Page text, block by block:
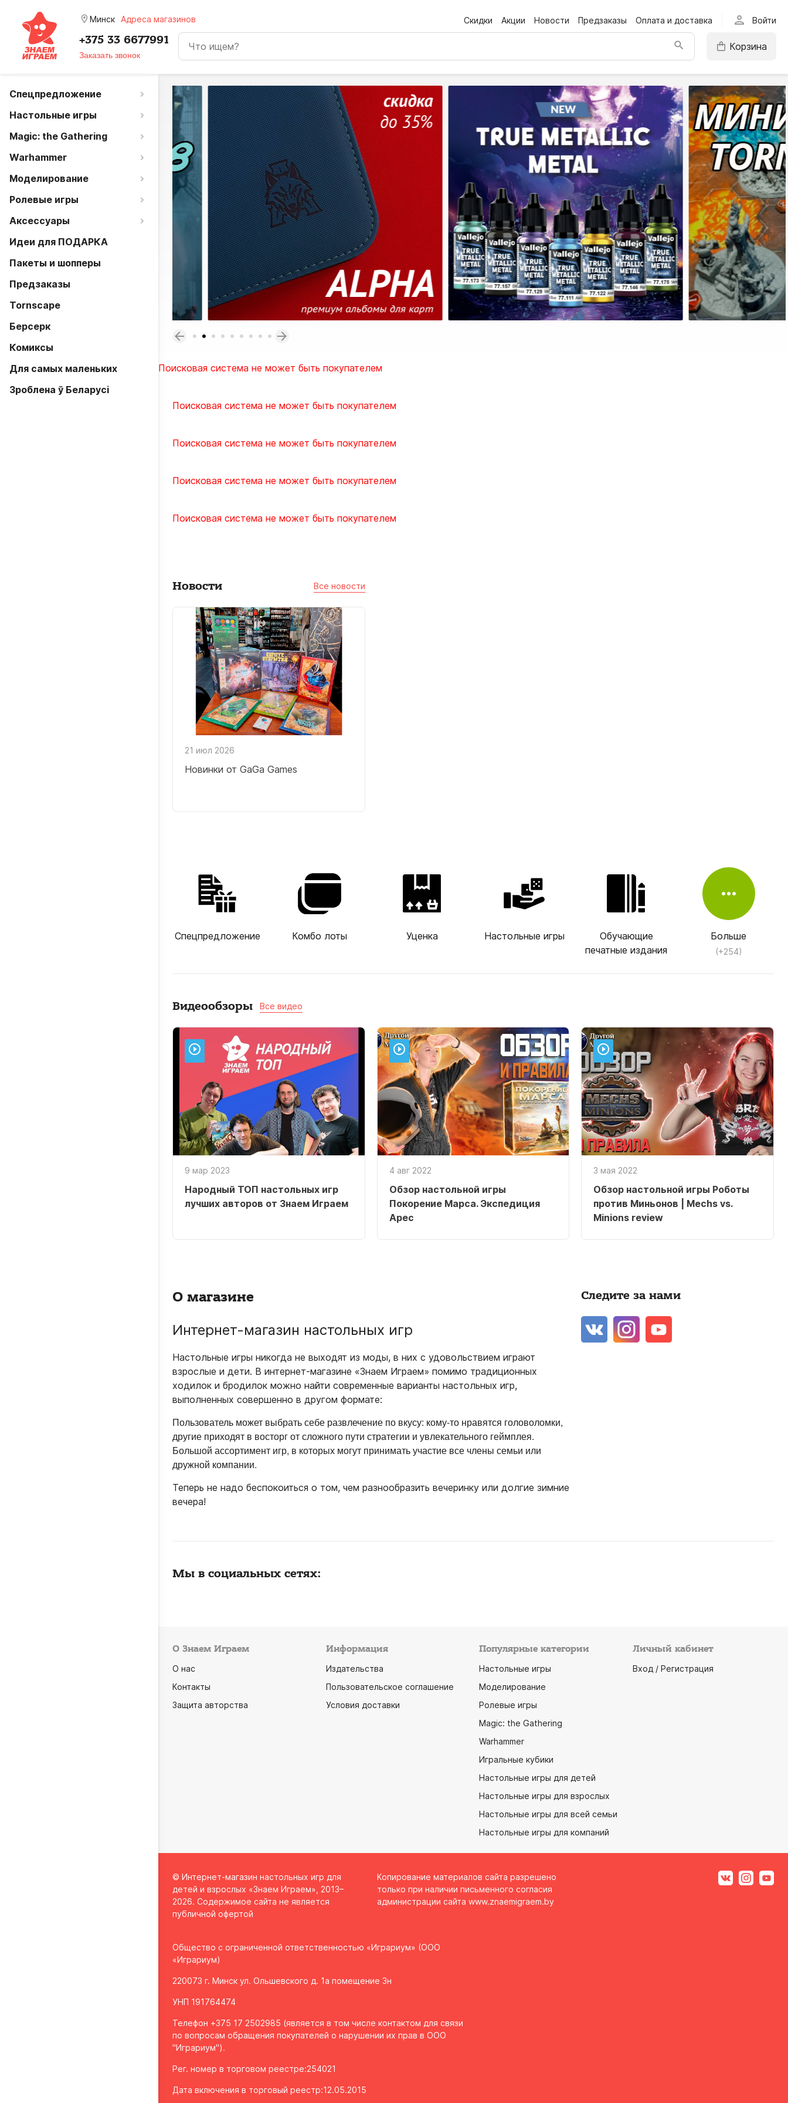
room Минск Адреса магазинов Скидки Акции Новости Предзаказы Оплата и доставка person Войти
+375 33 6677991
Заказать звонок
Корзина
Спецпредложение
Настольные игры
Magic: the Gathering
Warhammer
Моделирование
Ролевые игры
Аксессуары
Идеи для ПОДАРКА
Пакеты и шопперы
Предзаказы
Tornscape
Берсерк
Комиксы
Для самых маленьких
Зроблена ў Беларусi
Поисковая система не может быть покупателем
Поисковая система не может быть покупателем
Поисковая система не может быть покупателем
Поисковая система не может быть покупателем
Поисковая система не может быть покупателем
Новости Все новости
21 июл 2026
Новинки от GaGa Games
Спецпредложение Комбо лоты Уценка Настольные игры
Обучающие
печатные издания
Больше
(+254)
Видеообзоры Все видео
9 мар 2023
Народный ТОП настольных игр
лучших авторов от Знаем Играем
4 авг 2022
Обзор настольной игры
Покорение Марса. Экспедиция
Арес
3 мая 2022
Обзор настольной игры Роботы
против Миньонов | Mechs vs.
Minions review
О магазине
Интернет-магазин настольных игр
Настольные игры никогда не выходят из моды, в них с удовольствием играют
взрослые и дети. В интернет-магазине «Знаем Играем» помимо традиционных
ходилок и бродилок можно найти современные варианты настольных игр,
выполненных совершенно в другом формате:
Пользователь может выбрать себе развлечение по вкусу: кому-то нравятся головоломки,
другие приходят в восторг от сложного пути стратегии и увлекательного геймплея.
Большой ассортимент игр, в которых могут принимать участие все члены семьи или
дружной компании.
Теперь не надо беспокоиться о том, чем разнообразить вечеринку или долгие зимние
вечера!
Следите за нами
Мы в социальных сетях:
О Знаем Играем
О нас
Контакты
Защита авторства
Информация
Издательства
Пользовательское соглашение
Условия доставки
Популярные категории
Настольные игры
Моделирование
Ролевые игры
Magic: the Gathering
Warhammer
Игральные кубики
Настольные игры для детей
Настольные игры для взрослых
Настольные игры для всей семьи
Настольные игры для компаний
Личный кабинет
Вход / Регистрация
© Интернет-магазин настольных игр для
детей и взрослых «Знаем Играем», 2013–
2026. Содержимое сайта не является
публичной офертой
Копирование материалов сайта разрешено
только при наличии письменного согласия
администрации сайта www.znaemigraem.by
Общество с ограниченной ответственностью «Играриум» (ООО
«Играриум)
220073 г. Минск ул. Ольшевского д. 1а помещение 3н
УНП 191764474
Телефон +375 17 2502985 (является в том числе контактом для связи
по вопросам обращения покупателей о нарушении их прав в ООО
"Играриум").
Рег. номер в торговом реестре:254021
Дата включения в торговый реестр:12.05.2015